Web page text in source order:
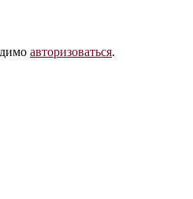
авторизоваться.